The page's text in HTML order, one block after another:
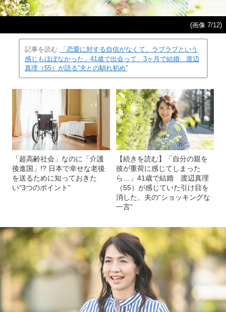
(画像 7/12)
記事を読む
「恋愛に対する自信がなくて、ラブラブという
感じもほぼなかった」41歳で出会って、3ヶ月で結婚…渡辺
真理（55）が語る“夫との馴れ初め”
「超高齢社会」なのに「介護
後進国」!? 日本で幸せな老後
を送るために知っておきた
い“3つのポイント”
【続きを読む】「自分の親を
彼が重荷に感じてしまった
ら…」41歳で結婚 渡辺真理
（55）が感じていた引け目を
消した、夫の“ショッキングな
一言”